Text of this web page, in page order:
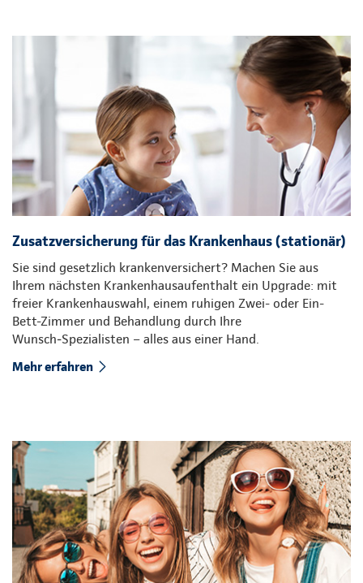
Zusatzversicherung für das Krankenhaus (stationär)
Sie sind gesetzlich krankenversichert? Machen Sie aus
Ihrem nächsten Krankenhausaufenthalt ein Upgrade: mit
freier Krankenhauswahl, einem ruhigen Zwei- oder Ein-
Bett-Zimmer und Behandlung durch Ihre
Wunsch‑Spezialisten – alles aus einer Hand.
Mehr erfahren